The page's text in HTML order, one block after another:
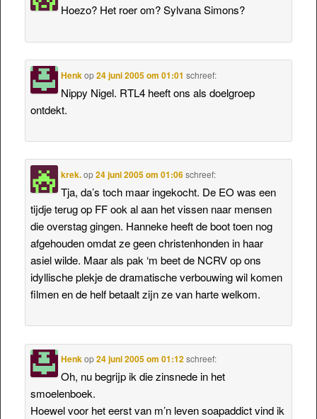
Hoezo? Het roer om? Sylvana Simons?
Henkop24 juni 2005 om 01:01 schreef:
Nippy Nigel. RTL4 heeft ons als doelgroep
ontdekt.
krek.op24 juni 2005 om 01:06 schreef:
Tja, da’s toch maar ingekocht. De EO was een
tijdje terug op FF ook al aan het vissen naar mensen
die overstag gingen. Hanneke heeft de boot toen nog
afgehouden omdat ze geen christenhonden in haar
asiel wilde. Maar als pak ‘m beet de NCRV op ons
idyllische plekje de dramatische verbouwing wil komen
filmen en de helf betaalt zijn ze van harte welkom.
Henkop24 juni 2005 om 01:12 schreef:
Oh, nu begrijp ik die zinsnede in het
smoelenboek.
Hoewel voor het eerst van m’n leven soapaddict vind ik